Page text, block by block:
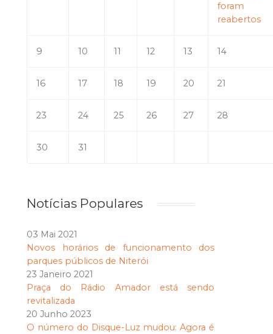
foram
reabertos
9 10 11 12 13 14
16 17 18 19 20 21
23 24 25 26 27 28
30 31
Notícias Populares
03 Mai 2021
Novos horários de funcionamento dos
parques públicos de Niterói
23 Janeiro 2021
Praça do Rádio Amador está sendo
revitalizada
20 Junho 2023
O número do Disque-Luz mudou: Agora é